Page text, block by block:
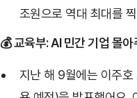
조원으로 역대 최대를
💰 교육부: AI 민간 기업 몰
지난 해 9월에는 이주호